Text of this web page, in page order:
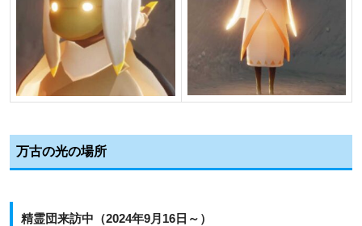
万古の光の場所
精霊団来訪中（2024年9月16日～）